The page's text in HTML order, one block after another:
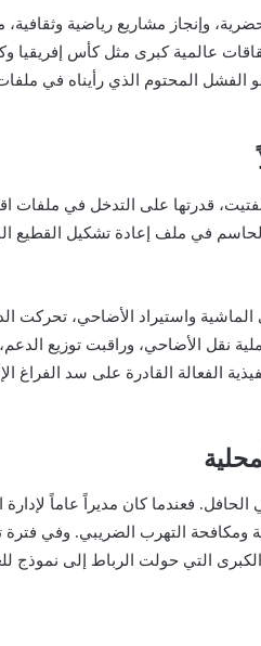
وإنجاز مشاريع رياضية وثقافية،
عالمية كبرى مثل كأس إفريقيا
الفشل المحتوم الذي رأيناه في
لفتيت، قدرتها على التدخل في ملفات
الحاسم في ملف إعادة تشكيل
واستيراد الأضاحي، تحركت
نقل الأضاحي، وراقبت توزيع
الفعالة القادرة على سد الفراغ
فعندما كان مديراً عاماً لإدارة
ومكافحة التهرب الضريبي. وفي فترة
التي حولت الرباط إلى نموذج